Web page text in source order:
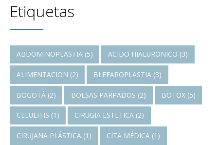
Etiquetas
ABDOMINOPLASTIA(5) ACIDO HIALURONICO (3)
ALIMENTACION (2) BLEFAROPLASTIA (3)
BOGOTÁ (2) BOLSAS PARPADOS (2) BOTOX(5)
CELULITIS (1) CIRUGIA ESTETICA (2)
CIRUJANA PLÁSTICA(1) CITA MÉDICA (1)